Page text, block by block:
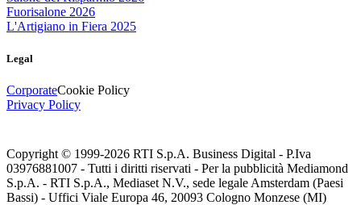
Fuorisalone 2026
L'Artigiano in Fiera 2025
Legal
CorporateCookie Policy
Privacy Policy
Copyright © 1999-2026 RTI S.p.A. Business Digital - P.Iva
03976881007 - Tutti i diritti riservati - Per la pubblicità Mediamond
S.p.A. - RTI S.p.A., Mediaset N.V., sede legale Amsterdam (Paesi
Bassi) - Uffici Viale Europa 46, 20093 Cologno Monzese (MI)